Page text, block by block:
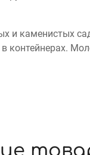
и каменистых
контейнерах.